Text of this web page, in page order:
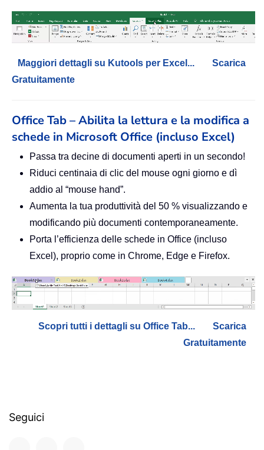
Maggiori dettagli su Kutools per Excel...
Scarica
Gratuitamente
Office Tab – Abilita la lettura e la modifica a
schede in Microsoft Office (incluso Excel)
Passa tra decine di documenti aperti in un secondo!
Riduci centinaia di clic del mouse ogni giorno e dì
addio al “mouse hand”.
Aumenta la tua produttività del 50 % visualizzando e
modificando più documenti contemporaneamente.
Porta l’efficienza delle schede in Office (incluso
Excel), proprio come in Chrome, Edge e Firefox.
Scopri tutti i dettagli su Office Tab...
Scarica
Gratuitamente
Seguici